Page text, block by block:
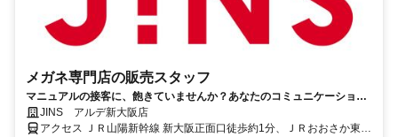
メガネ専門店の販売スタッフ
マニュアルの接客に、飽きていませんか？あなたのコミュニケーション
力・提案力を活かし、お客様の日常を変えるプロの接客へ。
JINS アルデ新大阪店
アクセス ＪＲ山陽新幹線 新大阪正面口徒歩約1分、ＪＲおおさか東